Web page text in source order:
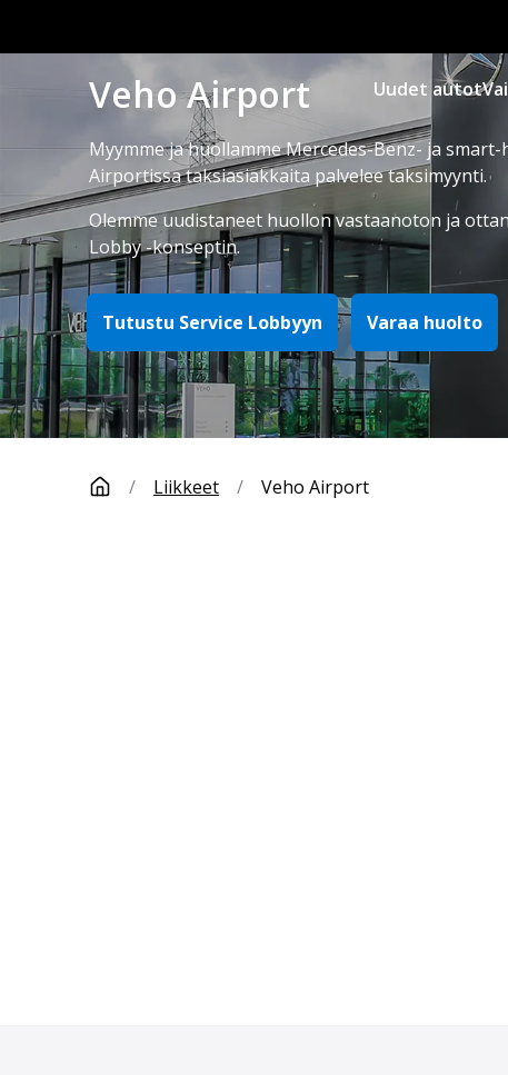
Veho Airport
Myymme ja huollamme Mercedes-Benz- ja
Airportissa taksiasiakkaita palvelee taksimyynti.
Olemme uudistaneet huollon vastaanoton ja
Lobby -konseptin.
Tutustu Service Lobbyyn Varaa huolto
Uudet autot
/ Liikkeet / Veho Airport